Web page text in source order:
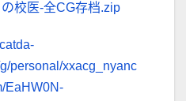
校医-全CG存档.zip
personal/xxacg_nyanc
EaHW0N-